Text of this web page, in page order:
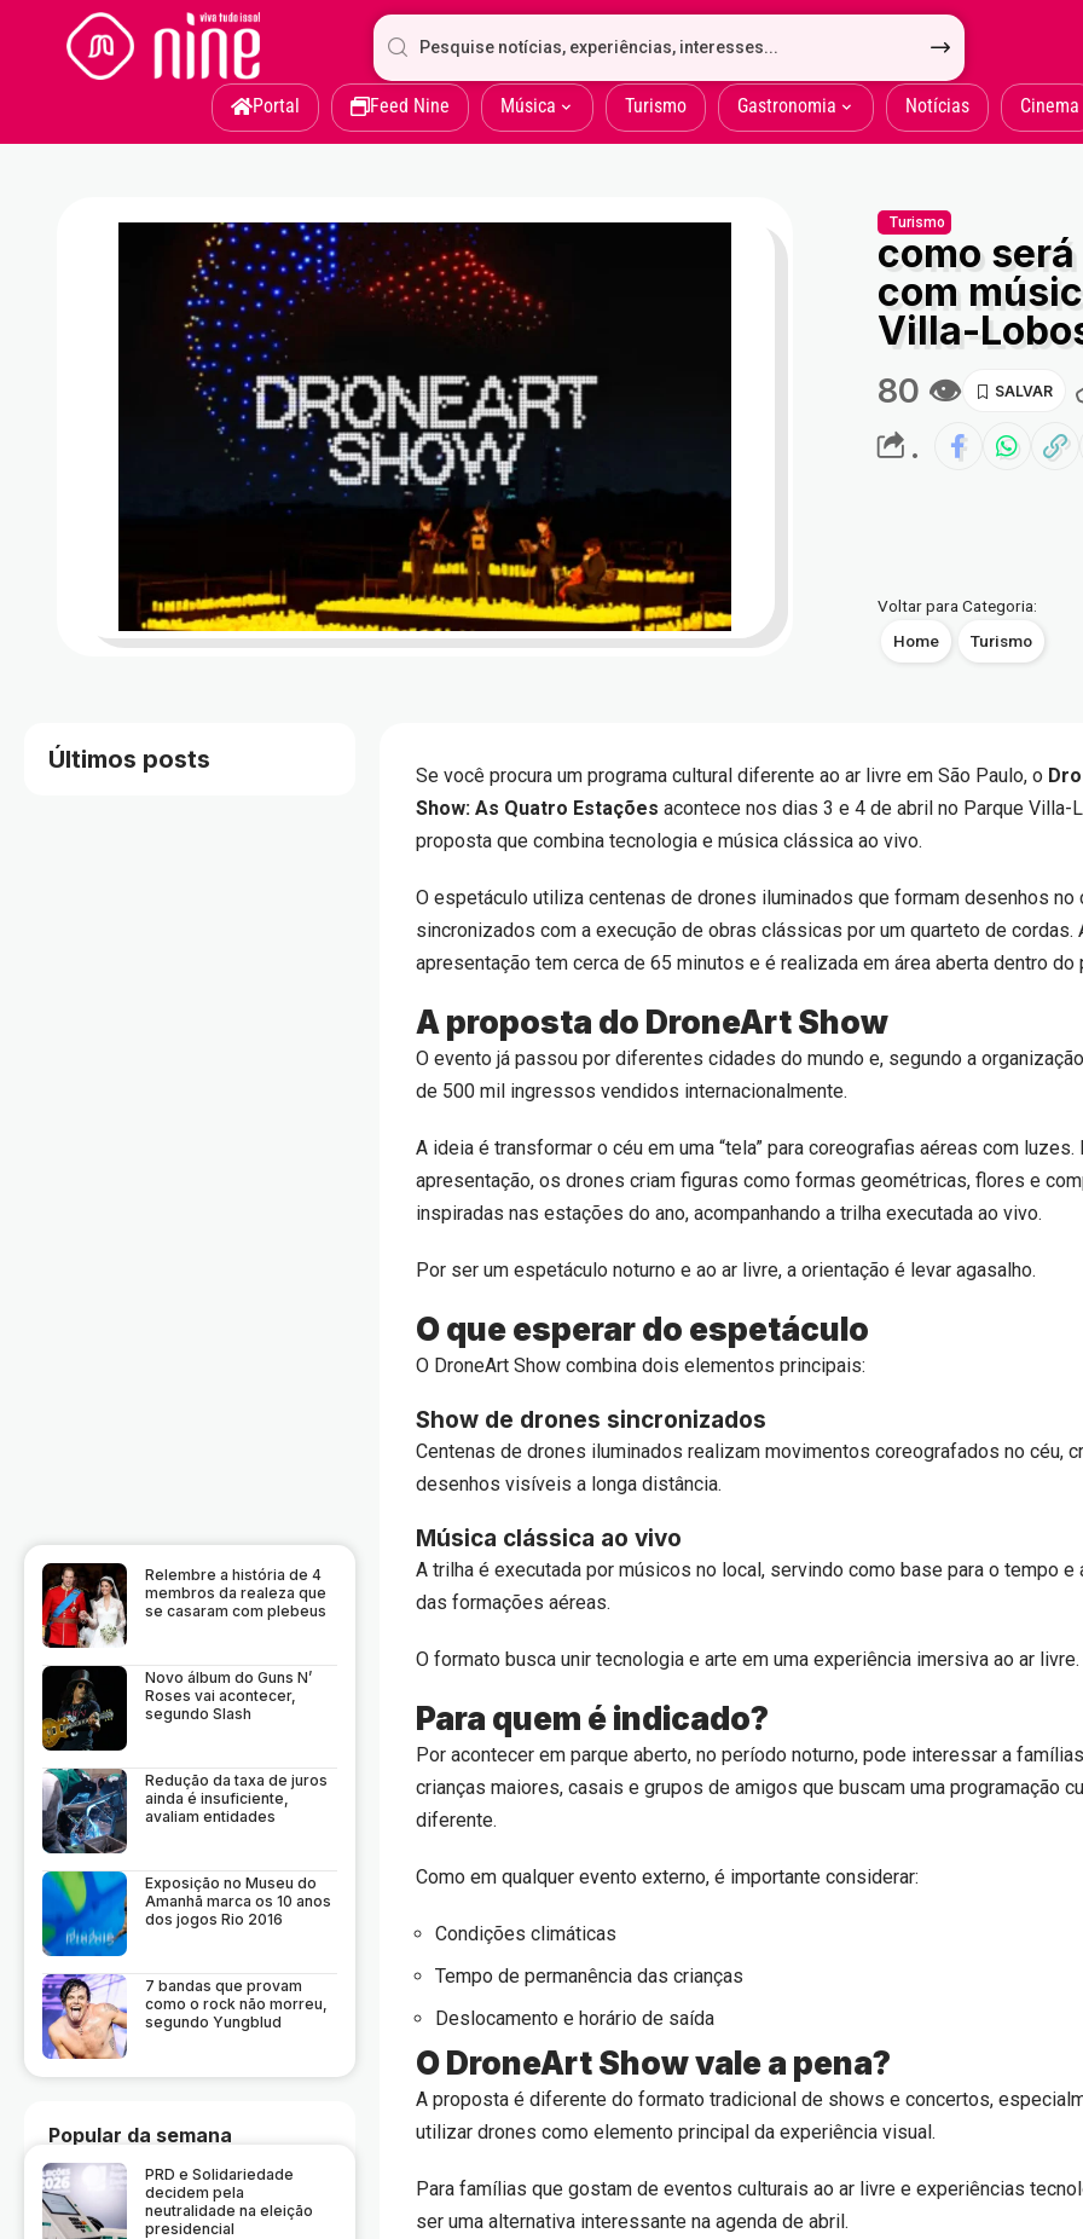
Portal Feed Nine Música Turismo Gastronomia Notícias Cinema
Turismo
como
com
Villa-
80 👁
.
Voltar para Categoria:
Home
Turismo
Últimos posts
Relembre a história de 4
membros da realeza que
se casaram com plebeus
Novo álbum do Guns N’
Roses vai acontecer,
segundo Slash
Redução da taxa de juros
ainda é insuficiente,
avaliam entidades
Exposição no Museu do
Amanhã marca os 10 anos
dos jogos Rio 2016
7 bandas que provam
como o rock não morreu,
segundo Yungblud
Popular da semana
PRD e Solidariedade
decidem pela
neutralidade na eleição
presidencial
Se você procura um programa cultural diferente ao ar livre em São Paulo, o
Show: As Quatro Estações acontece nos dias 3 e 4 de abril no Parque Villa-
proposta que combina tecnologia e música clássica ao vivo.
O espetáculo utiliza centenas de drones iluminados que formam desenhos no
sincronizados com a execução de obras clássicas por um quarteto de cordas.
apresentação tem cerca de 65 minutos e é realizada em área aberta dentro do
A proposta do DroneArt Show
O evento já passou por diferentes cidades do mundo e, segundo a
de 500 mil ingressos vendidos internacionalmente.
A ideia é transformar o céu em uma “tela” para coreografias aéreas com luzes.
apresentação, os drones criam figuras como formas geométricas, flores e
inspiradas nas estações do ano, acompanhando a trilha executada ao vivo.
Por ser um espetáculo noturno e ao ar livre, a orientação é levar agasalho.
O que esperar do espetáculo
O DroneArt Show combina dois elementos principais:
Show de drones sincronizados
Centenas de drones iluminados realizam movimentos coreografados no céu,
desenhos visíveis a longa distância.
Música clássica ao vivo
A trilha é executada por músicos no local, servindo como base para o tempo e
das formações aéreas.
O formato busca unir tecnologia e arte em uma experiência imersiva ao ar livre.
Para quem é indicado?
Por acontecer em parque aberto, no período noturno, pode interessar a
crianças maiores, casais e grupos de amigos que buscam uma programação
diferente.
Como em qualquer evento externo, é importante considerar:
Condições climáticas
Tempo de permanência das crianças
Deslocamento e horário de saída
O DroneArt Show vale a pena?
A proposta é diferente do formato tradicional de shows e concertos,
utilizar drones como elemento principal da experiência visual.
Para famílias que gostam de eventos culturais ao ar livre e experiências
ser uma alternativa interessante na agenda de abril.